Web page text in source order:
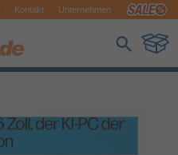
Kontakt Unternehmen